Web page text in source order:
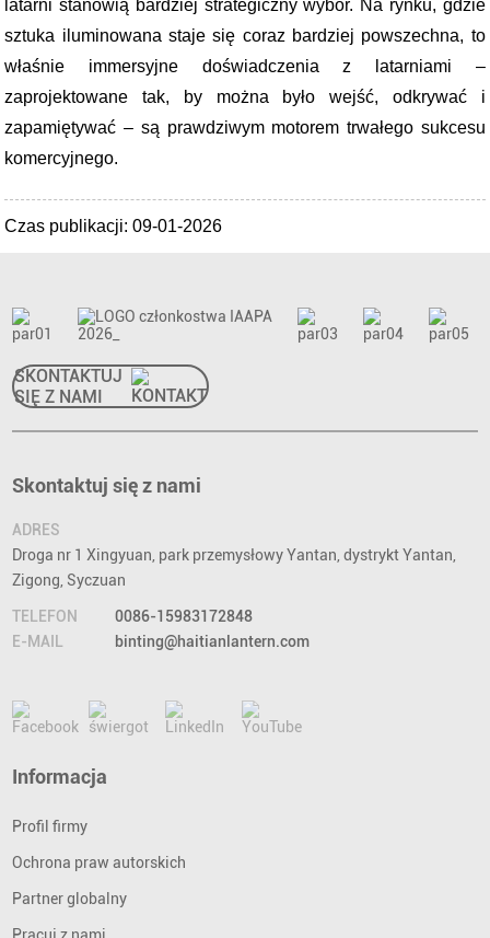
latarni stanowią bardziej strategiczny wybór. Na rynku, gdzie
sztuka iluminowana staje się coraz bardziej powszechna, to
właśnie immersyjne doświadczenia z latarniami –
zaprojektowane tak, by można było wejść, odkrywać i
zapamiętywać – są prawdziwym motorem trwałego sukcesu
komercyjnego.
Czas publikacji: 09-01-2026
SKONTAKTUJ
SIĘ Z NAMI
Skontaktuj się z nami
ADRES
Droga nr 1 Xingyuan, park przemysłowy Yantan, dystrykt Yantan,
Zigong, Syczuan
TELEFON
0086-15983172848
E-MAIL
binting@haitianlantern.com
Informacja
Profil firmy
Ochrona praw autorskich
Partner globalny